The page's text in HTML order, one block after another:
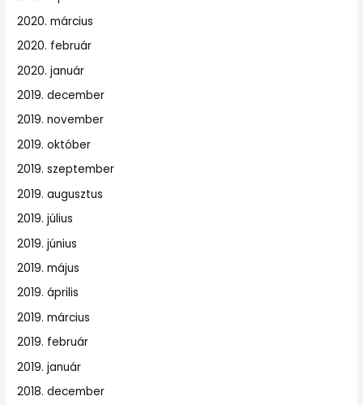
2020. március
2020. február
2020. január
2019. december
2019. november
2019. október
2019. szeptember
2019. augusztus
2019. július
2019. június
2019. május
2019. április
2019. március
2019. február
2019. január
2018. december